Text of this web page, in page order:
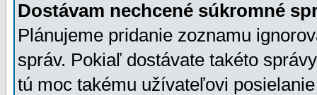
Dostávam nechcené súkromné
Plánujeme pridanie zoznamu
správ. Pokiaľ dostávate takéto
tú moc takému užívateľovi